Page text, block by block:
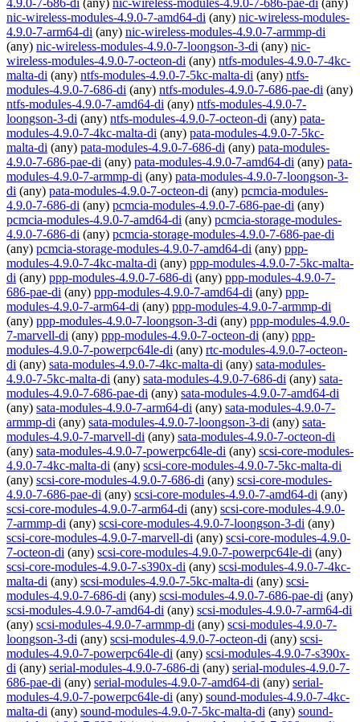
nic-wireless-modules-4.9.0-7-amd64-di (any) nic-wireless-modules-
4.9.0-7-arm64-di (any) nic-wireless-modules-4.9.0-7-armmp-di
(any) nic-wireless-modules-4.9.0-7-loongson-3-di (any) nic-
wireless-modules-4.9.0-7-octeon-di (any) ntfs-modules-4.9.0-7-4kc-
malta-di (any) ntfs-modules-4.9.0-7-5kc-malta-di (any) ntfs-
modules-4.9.0-7-686-di (any) ntfs-modules-4.9.0-7-686-pae-di (any)
ntfs-modules-4.9.0-7-amd64-di (any) ntfs-modules-4.9.0-7-
loongson-3-di (any) ntfs-modules-4.9.0-7-octeon-di (any) pata-
modules-4.9.0-7-4kc-malta-di (any) pata-modules-4.9.0-7-5kc-
malta-di (any) pata-modules-4.9.0-7-686-di (any) pata-modules-
4.9.0-7-686-pae-di (any) pata-modules-4.9.0-7-amd64-di (any) pata-
modules-4.9.0-7-armmp-di (any) pata-modules-4.9.0-7-loongson-3-
di (any) pata-modules-4.9.0-7-octeon-di (any) pcmcia-modules-
4.9.0-7-686-di (any) pcmcia-modules-4.9.0-7-686-pae-di (any)
pcmcia-modules-4.9.0-7-amd64-di (any) pcmcia-storage-modules-
4.9.0-7-686-di (any) pcmcia-storage-modules-4.9.0-7-686-pae-di
(any) pcmcia-storage-modules-4.9.0-7-amd64-di (any) ppp-
modules-4.9.0-7-4kc-malta-di (any) ppp-modules-4.9.0-7-5kc-malta-
di (any) ppp-modules-4.9.0-7-686-di (any) ppp-modules-4.9.0-7-
686-pae-di (any) ppp-modules-4.9.0-7-amd64-di (any) ppp-
modules-4.9.0-7-arm64-di (any) ppp-modules-4.9.0-7-armmp-di
(any) ppp-modules-4.9.0-7-loongson-3-di (any) ppp-modules-4.9.0-
7-marvell-di (any) ppp-modules-4.9.0-7-octeon-di (any) ppp-
modules-4.9.0-7-powerpc64le-di (any) rtc-modules-4.9.0-7-octeon-
di (any) sata-modules-4.9.0-7-4kc-malta-di (any) sata-modules-
4.9.0-7-5kc-malta-di (any) sata-modules-4.9.0-7-686-di (any) sata-
modules-4.9.0-7-686-pae-di (any) sata-modules-4.9.0-7-amd64-di
(any) sata-modules-4.9.0-7-arm64-di (any) sata-modules-4.9.0-7-
armmp-di (any) sata-modules-4.9.0-7-loongson-3-di (any) sata-
modules-4.9.0-7-marvell-di (any) sata-modules-4.9.0-7-octeon-di
(any) sata-modules-4.9.0-7-powerpc64le-di (any) scsi-core-modules-
4.9.0-7-4kc-malta-di (any) scsi-core-modules-4.9.0-7-5kc-malta-di
(any) scsi-core-modules-4.9.0-7-686-di (any) scsi-core-modules-
4.9.0-7-686-pae-di (any) scsi-core-modules-4.9.0-7-amd64-di (any)
scsi-core-modules-4.9.0-7-arm64-di (any) scsi-core-modules-4.9.0-
7-armmp-di (any) scsi-core-modules-4.9.0-7-loongson-3-di (any)
scsi-core-modules-4.9.0-7-marvell-di (any) scsi-core-modules-4.9.0-
7-octeon-di (any) scsi-core-modules-4.9.0-7-powerpc64le-di (any)
scsi-core-modules-4.9.0-7-s390x-di (any) scsi-modules-4.9.0-7-4kc-
malta-di (any) scsi-modules-4.9.0-7-5kc-malta-di (any) scsi-
modules-4.9.0-7-686-di (any) scsi-modules-4.9.0-7-686-pae-di (any)
scsi-modules-4.9.0-7-amd64-di (any) scsi-modules-4.9.0-7-arm64-di
(any) scsi-modules-4.9.0-7-armmp-di (any) scsi-modules-4.9.0-7-
loongson-3-di (any) scsi-modules-4.9.0-7-octeon-di (any) scsi-
modules-4.9.0-7-powerpc64le-di (any) scsi-modules-4.9.0-7-s390x-
di (any) serial-modules-4.9.0-7-686-di (any) serial-modules-4.9.0-7-
686-pae-di (any) serial-modules-4.9.0-7-amd64-di (any) serial-
modules-4.9.0-7-powerpc64le-di (any) sound-modules-4.9.0-7-4kc-
malta-di (any) sound-modules-4.9.0-7-5kc-malta-di (any) sound-